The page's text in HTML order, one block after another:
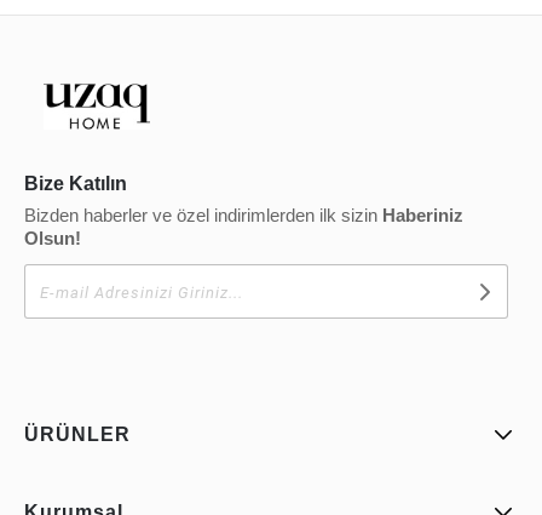
Bize Katılın
Bizden haberler ve özel indirimlerden ilk sizin Haberiniz
Olsun!
ÜRÜNLER